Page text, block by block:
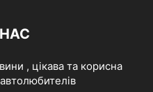
, цікава та корисна